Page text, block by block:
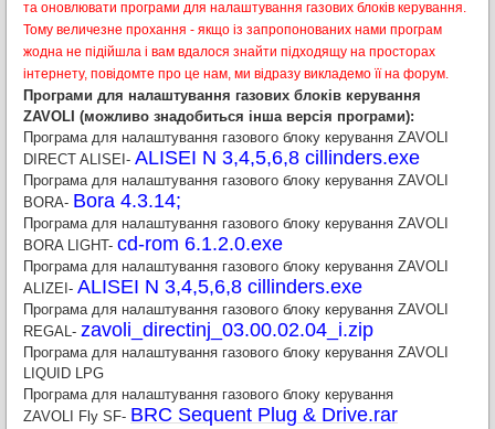
та оновлювати програми для налаштування газових блоків керування.
Тому величезне прохання - якщо із запропонованих нами програм
жодна не підійшла і вам вдалося знайти підходящу на просторах
інтернету, повідомте про це нам, ми відразу викладемо її на форум.
Програми для налаштування газових блоків керування
ZAVOLI (можливо знадобиться інша версія програми):
Програма для налаштування газового блоку керування ZAVOLI
DIRECT ALISEI- ALISEI N 3,4,5,6,8 cillinders.exe
Програма для налаштування газового блоку керування ZAVOLI
BORA- Bora 4.3.14;
Програма для налаштування газового блоку керування ZAVOLI
BORA LIGHT- cd-rom 6.1.2.0.exe
Програма для налаштування газового блоку керування ZAVOLI
ALIZEI- ALISEI N 3,4,5,6,8 cillinders.exe
Програма для налаштування газового блоку керування ZAVOLI
REGAL- zavoli_directinj_03.00.02.04_i.zip
Програма для налаштування газового блоку керування ZAVOLI
LIQUID LPG
Програма для налаштування газового блоку керування
ZAVOLI Fly SF- BRC Sequent Plug & Drive.rar